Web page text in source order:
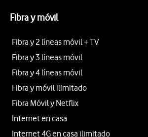
Fibra y móvil
Fibra y 2 líneas móvil + TV
Fibra y 3 líneas móvil
Fibra y 4 líneas móvil
Fibra y móvil ilimitado
Fibra Móvil y Netflix
Internet en casa
Internet 4G en casa ilimitado